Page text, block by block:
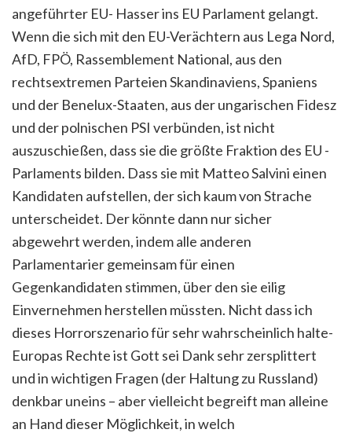
angeführter EU- Hasser ins EU Parlament gelangt.
Wenn die sich mit den EU-Verächtern aus Lega Nord,
AfD, FPÖ, Rassemblement National, aus den
rechtsextremen Parteien Skandinaviens, Spaniens
und der Benelux-Staaten, aus der ungarischen Fidesz
und der polnischen PSI verbünden, ist nicht
auszuschießen, dass sie die größte Fraktion des EU -
Parlaments bilden. Dass sie mit Matteo Salvini einen
Kandidaten aufstellen, der sich kaum von Strache
unterscheidet. Der könnte dann nur sicher
abgewehrt werden, indem alle anderen
Parlamentarier gemeinsam für einen
Gegenkandidaten stimmen, über den sie eilig
Einvernehmen herstellen müssten. Nicht dass ich
dieses Horrorszenario für sehr wahrscheinlich halte-
Europas Rechte ist Gott sei Dank sehr zersplittert
und in wichtigen Fragen (der Haltung zu Russland)
denkbar uneins – aber vielleicht begreift man alleine
an Hand dieser Möglichkeit, in welch